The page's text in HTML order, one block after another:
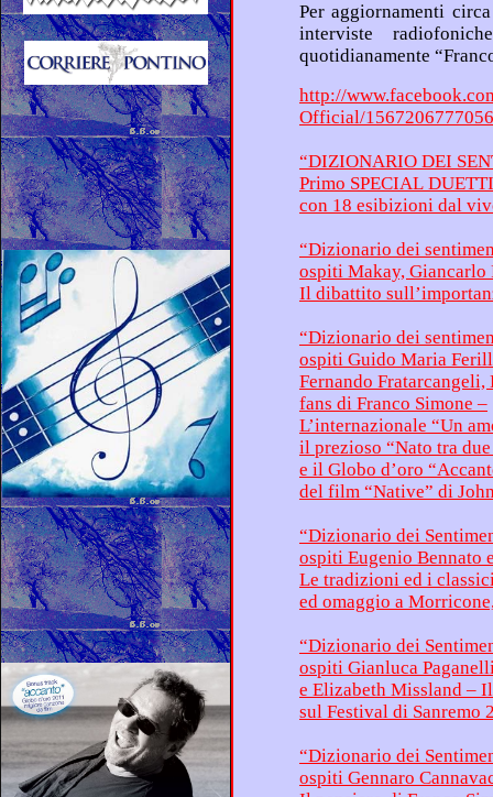
Per aggiornamenti circa il “Dizionario dei sentimenti” e le
interviste radiofoniche a Franco Simone,
http://
Official/
“DIZIONARIO DEI
“Dizionario dei
“Dizionario dei
fans di Franco Simone –
il prezioso “Nato tra
e il Globo d’oro
del film “Native” di
“Dizionario dei
“Dizionario dei
sul Festival di Sanremo
“Dizionario dei